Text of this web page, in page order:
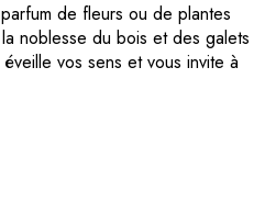
de fleurs ou de plantes
noblesse du bois et des galets
vos sens et vous invite à